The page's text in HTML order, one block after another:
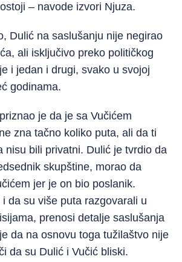
– navode izvori Njuza.
Dulić na saslušanju nije negirao
ali isključivo preko političkog
i jedan i drugi, svako u svojoj
godinama.
je da je sa Vučićem
zna tačno koliko puta, ali da ti
nisu bili privatni. Dulić je tvrdio da
skupštine, morao da
jer je on bio poslanik.
da su više puta razgovarali u
prenosi detalje saslušanja
da na osnovu toga tužilaštvo nije
da su Dulić i Vučić bliski.